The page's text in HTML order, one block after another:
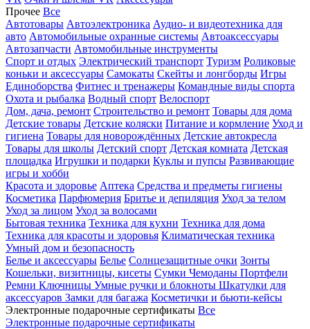
Прочее Все
Автотовары Автоэлектроника Аудио- и видеотехника для
авто Автомобильные охранные системы Автоаксессуары
Автозапчасти Автомобильные инструменты
Спорт и отдых Электрический транспорт Туризм Роликовые
коньки и аксессуары Самокаты Скейты и лонгборды Игры
Единоборства Фитнес и тренажеры Командные виды спорта
Охота и рыбалка Водный спорт Велоспорт
Дом, дача, ремонт Строительство и ремонт Товары для дома
Детские товары Детские коляски Питание и кормление Уход и
гигиена Товары для новорождённых Детские автокресла
Товары для школы Детский спорт Детская комната Детская
площадка Игрушки и подарки Куклы и пупсы Развивающие
игры и хобби
Красота и здоровье Аптека Средства и предметы гигиены
Косметика Парфюмерия Бритье и депиляция Уход за телом
Уход за лицом Уход за волосами
Бытовая техника Техника для кухни Техника для дома
Техника для красоты и здоровья Климатическая техника
Умный дом и безопасность
Белье и аксессуары Белье Солнцезащитные очки Зонты
Кошельки, визитницы, кисеты Сумки Чемоданы Портфели
Ремни Ключницы Умные ручки и блокноты Шкатулки для
аксессуаров Замки для багажа Косметички и бьюти-кейсы
Электронные подарочные сертификаты Все
Электронные подарочные сертификаты